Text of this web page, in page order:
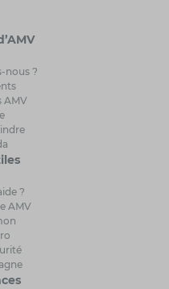
nous ?
AMV
?
AMV